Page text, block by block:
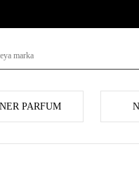
PARFUM